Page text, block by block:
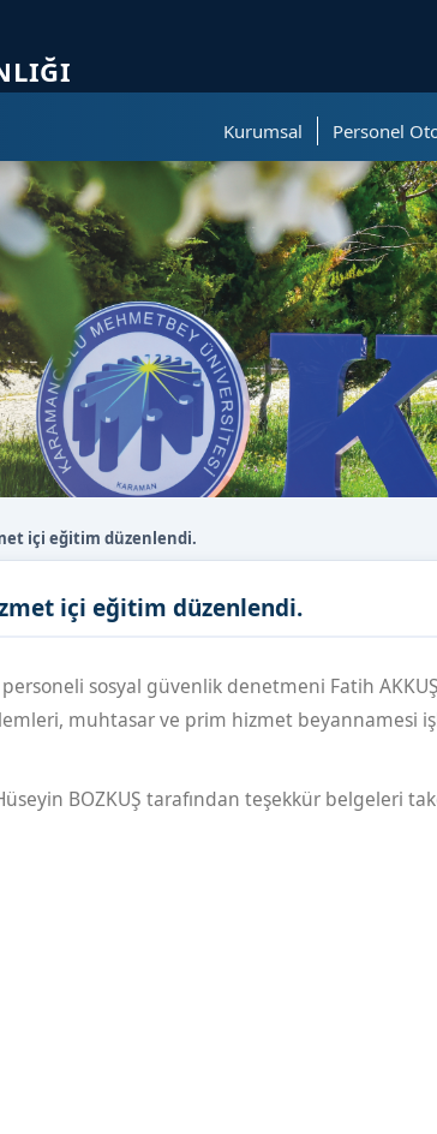
Kurumsal Personel
içi eğitim düzenlendi.
içi eğitim düzenlendi.
sosyal güvenlik denetmeni Fatih
muhtasar ve prim hizmet beyannamesi
BOZKUŞ tarafından teşekkür belgeleri